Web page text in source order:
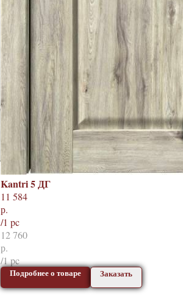
Kantri 5 ДГ
11 584
р.
/1 pc
12 760
р.
/1 pc
Подробнее о товаре Заказать